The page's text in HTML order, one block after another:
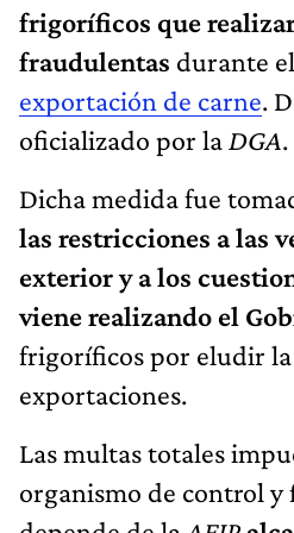
frigoríficos que
fraudulentas durante
exportación de carne.
oficializado por la DGA.
Dicha medida fue
las restricciones a las
exterior y a los
viene realizando el
frigoríficos por eludir la
exportaciones.
Las multas totales
organismo de control y